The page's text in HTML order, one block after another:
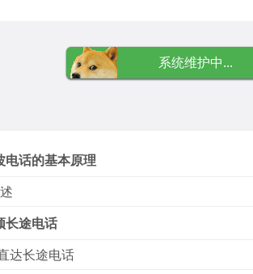
系统维护中...
电话的基本原理
长途电话
达长途电话